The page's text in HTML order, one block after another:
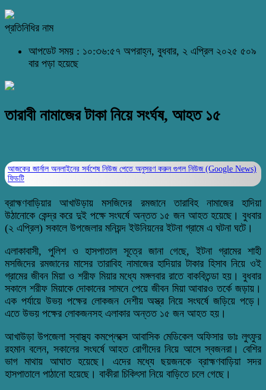
প্রতিনিধির নাম
আপডেট সময় : ১০:৩৬:৫৭ অপরাহ্ন, বুধবার, ২ এপ্রিল ২০২৫ ৫০৯
বার পড়া হয়েছে
তারাবী নামাজের টাকা নিয়ে সংর্ঘষ, আহত ১৫
আজকের জার্নাল অনলাইনের সর্বশেষ নিউজ পেতে অনুসরণ করুন গুগল নিউজ (Google News)
ফিডটি
ব্রাহ্মণবাড়িয়ার আখাউড়ায় মসজিদের রমজানে তারাবিহ নামাজের হাদিয়া
উঠানোকে কেন্দ্র করে দুই পক্ষে সংঘর্ষে অন্তত ১৫ জন আহত হয়েছে। বুধবার
(২ এপ্রিল) সকালে উপজেলার মনিয়ন্দ ইউনিয়নের ইটনা গ্রামে এ ঘটনা ঘটে।
এলাকাবাসী, পুলিশ ও হাসপাতাল সূত্রে জানা গেছে, ইটনা গ্রামের শাহী
মসজিদের রমজানের মাসের তারাবিহ নামাজের হাদিয়ার টাকার হিসাব নিয়ে ওই
গ্রামের জীবন মিয়া ও শরীফ মিয়ার মধ্যে মঙ্গলবার রাতে বাকবিতন্ডা হয়। বুধবার
সকালে শরীফ মিয়াকে দোকানের সামনে পেয়ে জীবন মিয়া আবারও তর্কে জড়ায়।
এক পর্যায়ে উভয় পক্ষের লোকজন দেশীয় অস্ত্র নিয়ে সংঘর্ষে জড়িয়ে পড়ে।
এতে উভয় পক্ষের লোকজনসহ এলাকার অন্তত ১৫ জন আহত হয়।
আখাউড়া উপজেলা স্বাস্থ্য কমপ্লেক্সে আবাসিক মেডিকেল অফিসার ডাঃ লুৎফুর
রহমান বলেন, সকালের সংঘর্ষে আহত রোগীদের নিয়ে আসে স্বজনরা। বেশির
ভাগ মাথায় আঘাত হয়েছে। এদের মধ্যে ছয়জনকে ব্রাহ্মণবাড়িয়া সদর
হাসপাতালে পাঠানো হয়েছে। বাকীরা চিকিৎসা নিয়ে বাড়িতে চলে গেছে।